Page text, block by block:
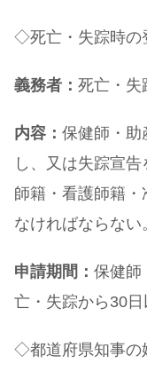
◇死亡・失踪時の
義務者： 死亡・失
内容： 保健師・助
し、又は失踪宣
師籍・看護師籍
なければならない
申請期間： 保健師
亡・失踪から30日
◇都道府県知事の